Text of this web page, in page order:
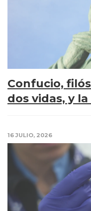
Confucio,
dos vidas, y
16 JULIO, 2026